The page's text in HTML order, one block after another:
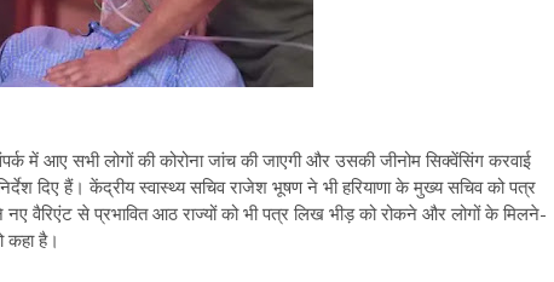
में आए सभी लोगों की कोरोना जांच की जाएगी और उसकी जीनोम सिक्वेंसिंग करवाई
दिए हैं। केंद्रीय स्वास्थ्य सचिव राजेश भूषण ने भी हरियाणा के मुख्य सचिव को पत्र
वैरिएंट से प्रभावित आठ राज्यों को भी पत्र लिख भीड़ को रोकने और लोगों के मिलने-
है।